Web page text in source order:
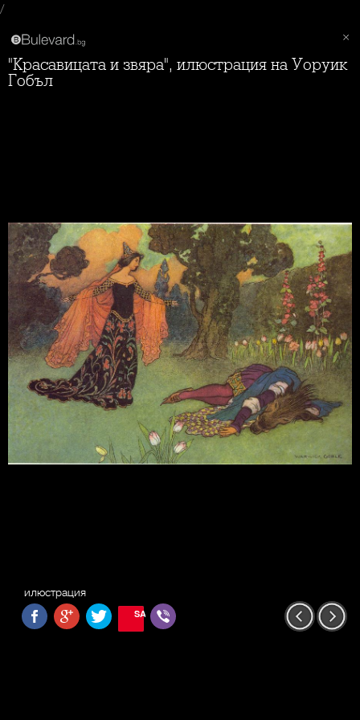
/
"Красавицата и звяра", илюстрация на Уоруик
Гобъл
илюстрация
SAVE